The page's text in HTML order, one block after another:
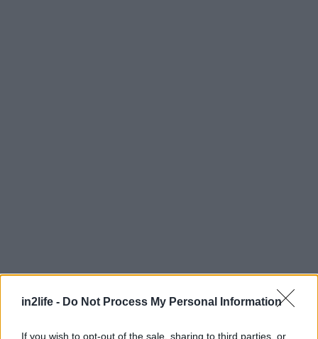
in2life - Do Not Process My Personal Information
If you wish to opt-out of the sale, sharing to third parties, or